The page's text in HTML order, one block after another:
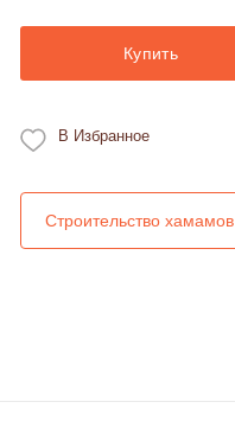
Купить
В Избранное
Строительство хамамов